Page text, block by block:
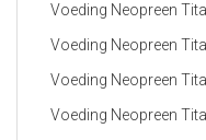
Voeding Neopreen
Voeding Neopreen
Voeding Neopreen
Voeding Neopreen